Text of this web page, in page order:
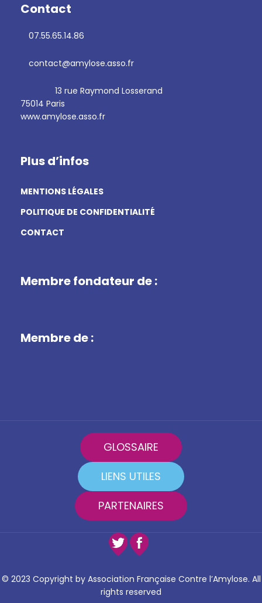
Contact
07.55.65.14.86
contact@amylose.asso.fr
13 rue Raymond Losserand
75014 Paris
www.amylose.asso.fr
Plus d’infos
MENTIONS LÉGALES
POLITIQUE DE CONFIDENTIALITÉ
CONTACT
Membre fondateur de :
Membre de :
GLOSSAIRE
LIENS UTILES
PARTENAIRES
© 2023 Copyright by Association Française Contre l’Amylose. All
rights reserved